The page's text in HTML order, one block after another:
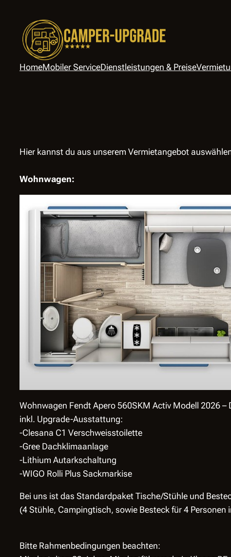
springen
HomeMobiler ServiceDienstleistungen & Preise
Hier kannst du aus unserem Vermietangebot
Wohnwagen:
Wohnwagen Fendt Apero 560SKM Activ Modell 2026 –
inkl. Upgrade-Ausstattung:
-Clesana C1 Verschweisstoilette
-Gree Dachklimaanlage
-Lithium Autarkschaltung
-WIGO Rolli Plus Sackmarkise
Bei uns ist das Standardpaket Tische/Stühle und
(4 Stühle, Campingtisch, sowie Besteck für 4 Personen
Bitte Rahmenbedingungen beachten: